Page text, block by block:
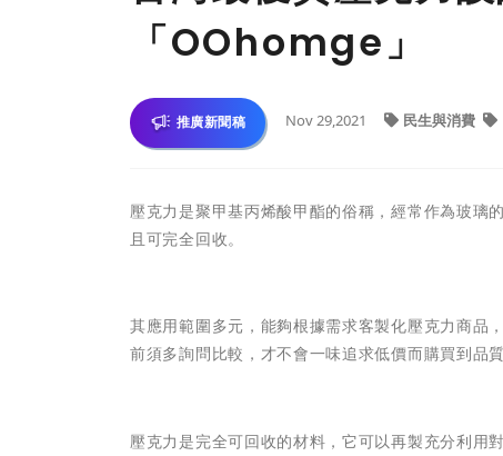
「OOhomge」
推廣新聞稿 Nov 29,2021 民生與消費
壓克力是聚甲基丙烯酸甲酯的俗稱，經常作為玻璃
且可完全回收。
其應用範圍多元，能夠根據需求客製化壓克力商品
前須多詢問比較，才不會一味追求低價而購買到品
壓克力是完全可回收的材料，它可以再製充分利用